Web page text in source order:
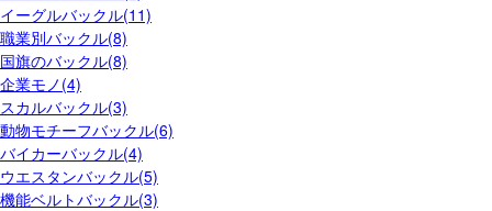
イーグルバックル(11)
職業別バックル(8)
国旗のバックル(8)
企業モノ(4)
スカルバックル(3)
動物モチーフバックル(6)
バイカーバックル(4)
ウエスタンバックル(5)
機能ベルトバックル(3)